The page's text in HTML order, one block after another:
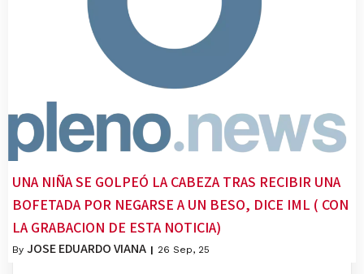
UNA NIÑA SE GOLPEÓ LA CABEZA TRAS RECIBIR UNA
BOFETADA POR NEGARSE A UN BESO, DICE IML ( CON
LA GRABACION DE ESTA NOTICIA)
By JOSE EDUARDO VIANA | 26 Sep, 25